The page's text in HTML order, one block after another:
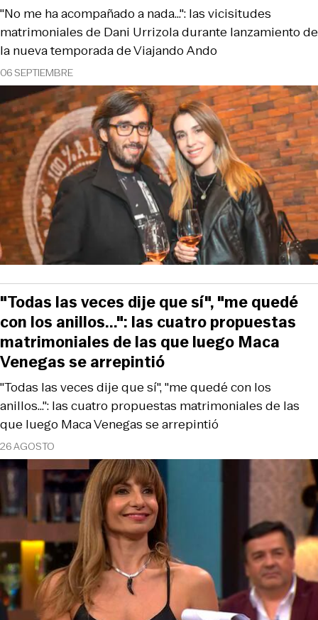
06 SEPTIEMBRE
"No me ha acompañado a nada...": las vicisitudes
matrimoniales de Dani Urrizola durante lanzamiento de
la nueva temporada de Viajando Ando
26 AGOSTO
"Todas las veces dije que sí", "me quedé con los
anillos...": las cuatro propuestas matrimoniales de las
que luego Maca Venegas se arrepintió
"Todas las veces dije que sí", "me quedé
con los anillos...": las cuatro propuestas
matrimoniales de las que luego Maca
Venegas se arrepintió